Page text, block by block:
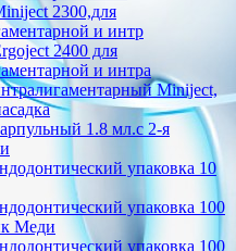
2300,для
и интр
2400 для
и интра
Miniject,
1.8 мл.с 2-я
упаковка 10
упаковка 100
Меди
упаковка 100